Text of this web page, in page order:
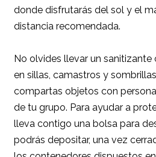
donde disfrutarás del sol y el
distancia recomendada.
No olvides llevar un
en sillas, camastros y
compartas objetos con
de tu grupo. Para ayudar a
lleva contigo una bolsa para
podrás depositar, una vez